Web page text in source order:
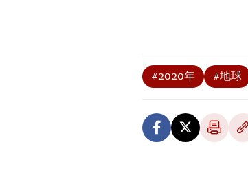
#2020年 #地球